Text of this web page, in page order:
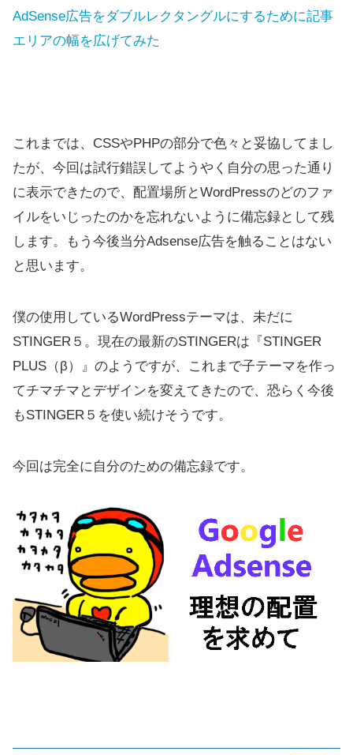
AdSense広告をダブルレクタングルにするために記事
エリアの幅を広げてみた
これまでは、CSSやPHPの部分で色々と妥協してまし
たが、今回は試行錯誤してようやく自分の思った通り
に表示できたので、配置場所とWordPressのどのファ
イルをいじったのかを忘れないように備忘録として残
します。もう今後当分Adsense広告を触ることはない
と思います。
僕の使用しているWordPressテーマは、未だに
STINGER５。現在の最新のSTINGERは『STINGER
PLUS（β）』のようですが、これまで子テーマを作っ
てチマチマとデザインを変えてきたので、恐らく今後
もSTINGER５を使い続けそうです。
今回は完全に自分のための備忘録です。